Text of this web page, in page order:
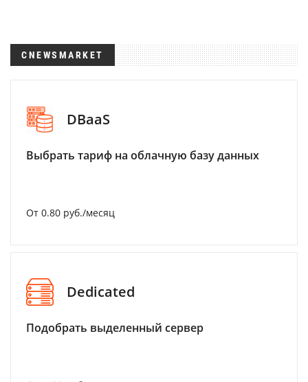
CNEWSMARKET
DBaaS
Выбрать тариф на облачную базу данных
От 0.80 руб./месяц
Dedicated
Подобрать выделенный сервер